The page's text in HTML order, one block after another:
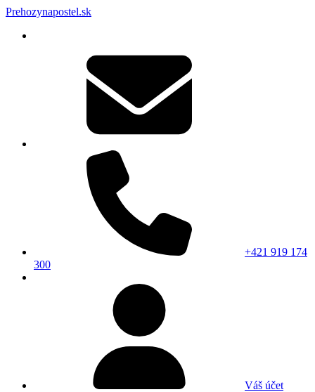
Prehozynapostel.sk
+421 919 174
300
Váš účet